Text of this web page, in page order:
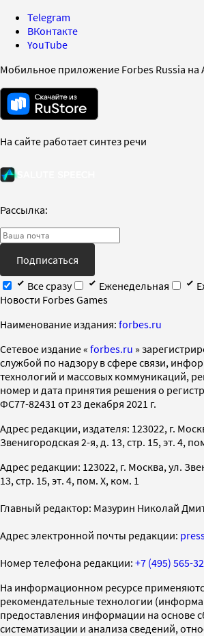
Telegram
ВКонтакте
YouTube
Мобильное приложение Forbes Russia на
На сайте работает синтез речи
Рассылка:
Подписаться
Все сразу
Еженедельная
Новости Forbes Games
Наименование издания: forbes.ru
Cетевое издание « forbes.ru »
службой по надзору в сфере связи,
технологий и массовых коммуникаций,
номер и дата принятия решения о
ФС77-82431 от 23 декабря 2021 г.
Адрес редакции, издателя: 123022, г.
Звенигородская 2-я, д. 13, стр. 15, эт. 4,
Адрес редакции: 123022, г. Москва, ул.
13, стр. 15, эт. 4, пом. X, ком. 1
Главный редактор: Мазурин Николай
Адрес электронной почты редакции:
Номер телефона редакции: +7 (495) 565-
На информационном ресурсе
рекомендательные технологии
предоставления информации на основе
систематизации и анализа сведений,